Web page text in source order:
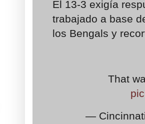
El 13-3 exigía
trabajado a base
los Bengals y
That
—